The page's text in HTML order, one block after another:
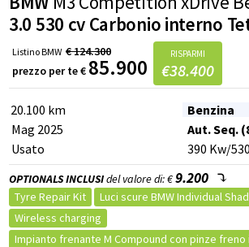
Sensore di pioggia
Sensori di parcheggio
Sensori di parcheggio posteriori
Specchietto retrovisore con funzione
Tetto apribile
Tetto panoramico
Alzacristalli
Airbag posteriore
Park distance control
Hill holder
Sensore di luminosità
EDS (Antislittamento in partenza)
Trazione
Controllo automatico trazione
Telecamera per parcheggio assistito
Riconoscimento dei segnali stradali
Tetto
Alzacristalli elettrici
3.0 530 cv Carbonio interno
prezzo per te€ 85.900
ListinoBMW €124.300 RISPARMI
€38.400
20.100 km
Benzina
Mag 2025
Aut. Seq.
Usato
390 Kw/530
OPTIONALS INCLUSIdel valore di: €9.200
Tyre Repair Kit
Luci scure BMW Individual
Wireless charging
Impianto frenante M Compound con pinze freno